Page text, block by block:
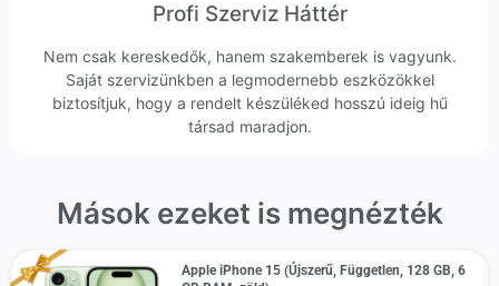
Profi Szerviz Háttér
Nem csak kereskedők, hanem szakemberek is vagyunk.
Saját szervizünkben a legmodernebb eszközökkel
biztosítjuk, hogy a rendelt készüléked hosszú ideig hű
társad maradjon.
Mások ezeket is megnézték
Apple iPhone 15 (Újszerű, Független, 128 GB, 6